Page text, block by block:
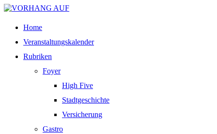
Home
Veranstaltungskalender
Rubriken
Foyer
High Five
Stadtgeschichte
Versicherung
Gastro